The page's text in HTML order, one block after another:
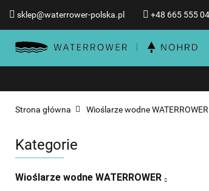
sklep@waterrower-polska.pl +48 665 555
Wioślarze
Informacje o
Promocje %
Strona główna Wioślarze wodne WATERROWER
Kategorie
Wioślarze wodne WATERROWER